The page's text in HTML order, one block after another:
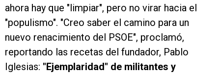
ahora hay que "limpiar", pero no virar hacia el
"populismo". "Creo saber el camino para un
nuevo renacimiento del PSOE", proclamó,
reportando las recetas del fundador, Pablo
Iglesias: "Ejemplaridad" de militantes y